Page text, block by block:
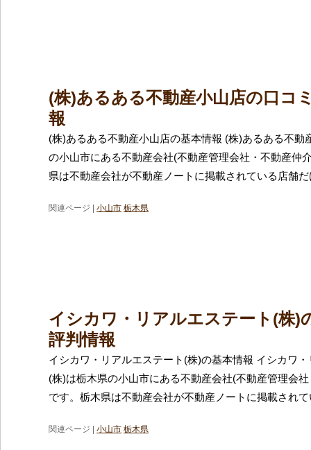
(株)あるある不動産小山店の口コ
報
(株)あるある不動産小山店の基本情報 (株)あるある不動
の小山市にある不動産会社(不動産管理会社・不動産仲
県は不動産会社が不動産ノートに掲載されている店舗
関連ページ | 小山市 栃木県
イシカワ・リアルエステート(株)
評判情報
イシカワ・リアルエステート(株)の基本情報 イシカワ
(株)は栃木県の小山市にある不動産会社(不動産管理会
です。栃木県は不動産会社が不動産ノートに掲載され
関連ページ | 小山市 栃木県